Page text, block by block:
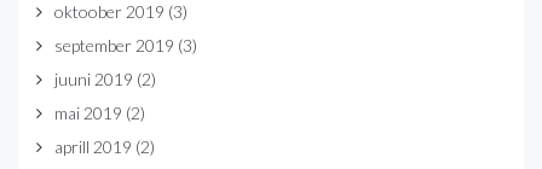
oktoober 2019 (3)
september 2019 (3)
juuni 2019 (2)
mai 2019 (2)
aprill 2019 (2)